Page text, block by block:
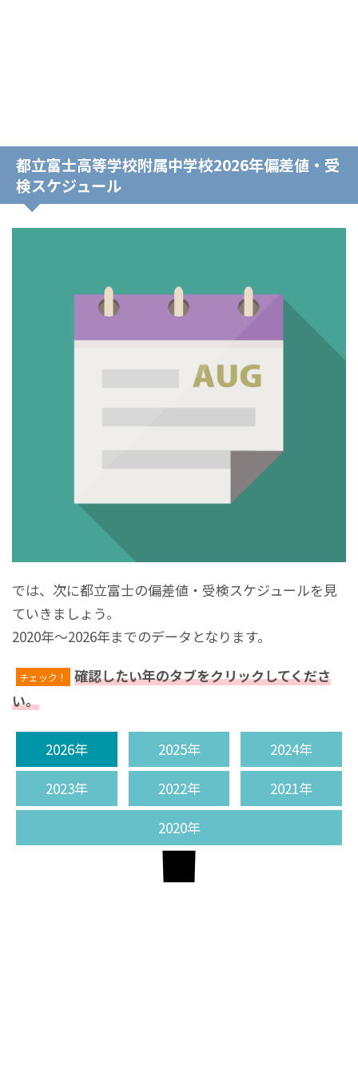
都立富士高等学校附属中学校2026年偏差値・受
検スケジュール
では、次に都立富士の偏差値・受検スケジュールを見
ていきましょう。
2020年～2026年までのデータとなります。
チェック！
確認したい年のタブをクリックしてくださ
い。
2026年 2025年
2024年
2023年
2022年
2021年
2020年